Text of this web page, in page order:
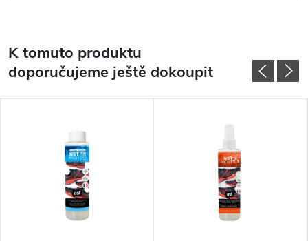
K tomuto produktu
doporučujeme ještě dokoupit